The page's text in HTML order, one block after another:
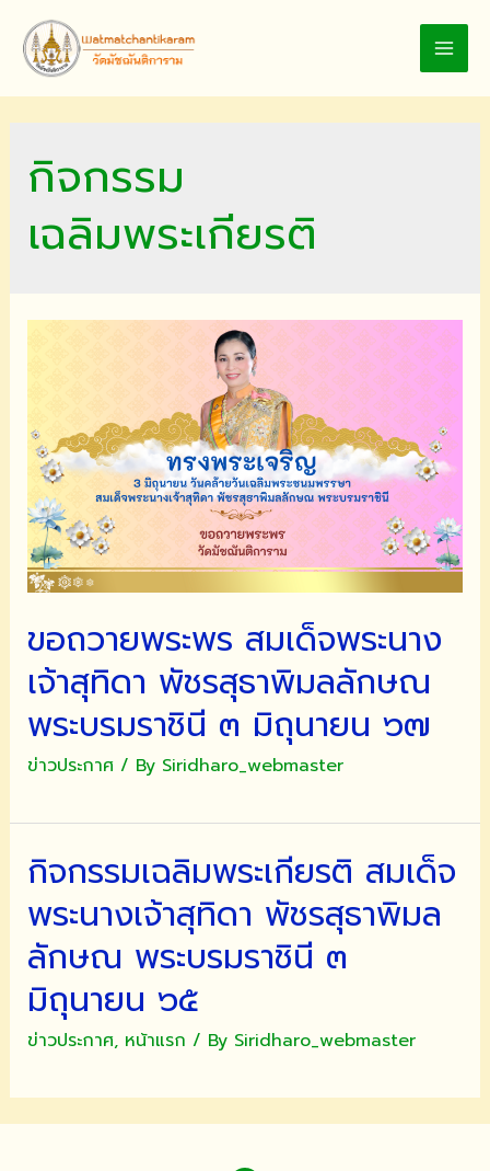
content
กิจกรรม
เฉลิมพระเกียรติ
ขอถวายพระพร สมเด็จพระนาง
เจ้าสุทิดา พัชรสุธาพิมลลักษณ
พระบรมราชินี ๓ มิถุนายน ๖๗
ข่าวประกาศ/ By Siridharo_webmaster
กิจกรรมเฉลิมพระเกียรติ สมเด็จ
พระนางเจ้าสุทิดา พัชรสุธาพิมล
ลักษณ พระบรมราชินี ๓
มิถุนายน ๖๕
ข่าวประกาศ, หน้าแรก / By Siridharo_webmaster